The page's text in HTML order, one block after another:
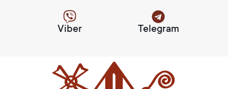
Viber Telegram